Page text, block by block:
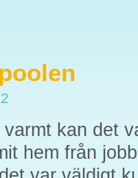
kan det
hem från